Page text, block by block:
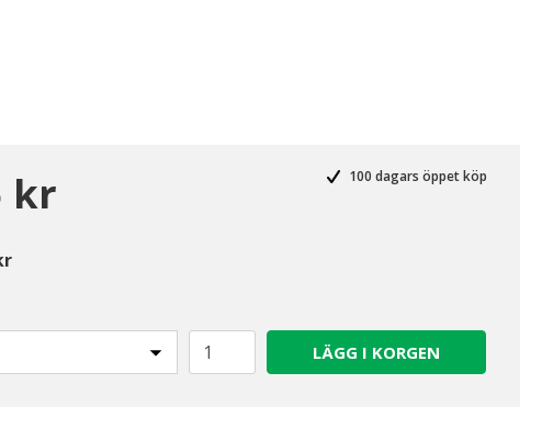
kr 100 dagars öppet köp
LÄGG I KORGEN